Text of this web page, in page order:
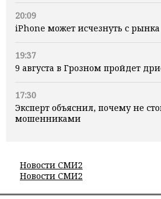
20:09
iPhone может исчезнуть с рынка
19:37
9 августа в Грозном пройдет
17:30
Эксперт объяснил, почему не
мошенниками
Новости СМИ2
Новости СМИ2